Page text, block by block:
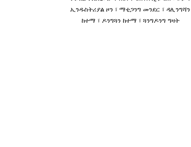
ኢንዱስትሪያል ዞን ፣ ማቲጋንግ መንደር ፣ ዳሊንግሻን
ከተማ ፣ ዶንግጓን ከተማ ፣ ጓንግዶንግ ግዛት